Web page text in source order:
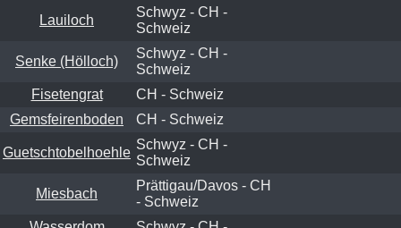
Lauiloch
Schwyz - CH -
Schweiz
Senke (Hölloch)
Schwyz - CH -
Schweiz
Fisetengrat
CH - Schweiz
Gemsfeirenboden
CH - Schweiz
Guetschtobelhoehle
Schwyz - CH -
Schweiz
Miesbach
Prättigau/Davos - CH
- Schweiz